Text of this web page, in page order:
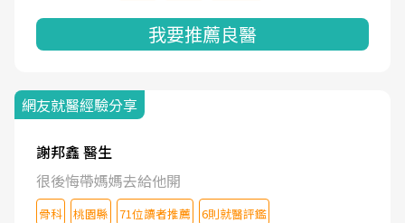
我要推薦良醫
網友就醫經驗分享
謝邦鑫 醫生
很後悔帶媽媽去給他開
骨科 桃園縣 71位讀者推薦 6則就醫評鑑